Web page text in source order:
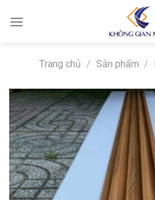
Trang chủ / Sản phẩm /